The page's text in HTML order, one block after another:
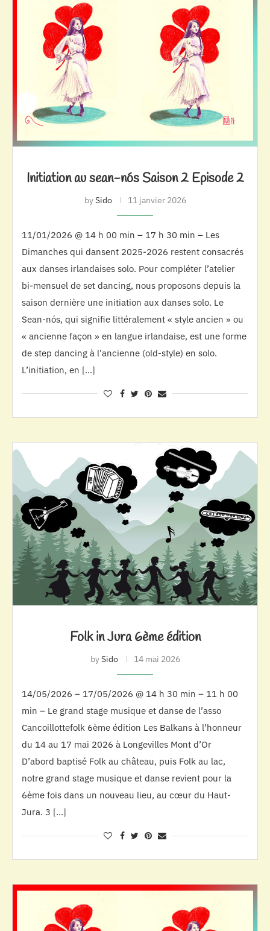
Initiation au sean-nós Saison 2 Episode 2
bySido 11 janvier 2026
11/01/2026 @ 14 h 00 min – 17 h 30 min – Les
Dimanches qui dansent 2025-2026 restent consacrés
aux danses irlandaises solo. Pour compléter l’atelier
bi-mensuel de set dancing, nous proposons depuis la
saison dernière une initiation aux danses solo. Le
Sean-nós, qui signifie littéralement « style ancien » ou
« ancienne façon » en langue irlandaise, est une forme
de step dancing à l’ancienne (old-style) en solo.
L’initiation, en […]
Folk in Jura 6ème édition
bySido 14 mai 2026
14/05/2026 – 17/05/2026 @ 14 h 30 min – 11 h 00
min – Le grand stage musique et danse de l’asso
Cancoillottefolk 6ème édition Les Balkans à l’honneur
du 14 au 17 mai 2026 à Longevilles Mont d’Or
D’abord baptisé Folk au château, puis Folk au lac,
notre grand stage musique et danse revient pour la
6ème fois dans un nouveau lieu, au cœur du Haut-
Jura. 3 […]